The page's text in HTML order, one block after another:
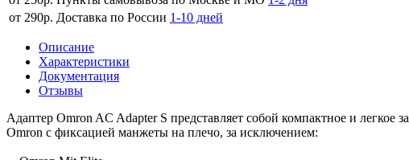
от 290р. Доставка по России 1-10 дней
Описание
Характеристики
Документация
Отзывы
Адаптер Omron AC Adapter S представляет собой компактное и легкое
Omron с фиксацией манжеты на плечо, за исключением: